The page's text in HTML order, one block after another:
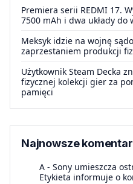
Premiera serii REDMI 17.
7500 mAh i dwa układy do
Meksyk idzie na wojnę
zaprzestaniem produkcji
Użytkownik Steam Decka
fizycznej kolekcji gier za
pamięci
Najnowsze
A - Sony umieszcza
Etykieta informuje o